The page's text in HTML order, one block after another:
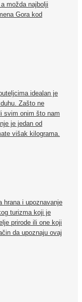
možda najbolji
Gora kod
idealan je
Zašto ne
svim onim što nam
je jedan od
višak kilograma.
hrana i upoznavanje
turizma koji je
prirode ili one koji
da upoznaju ovaj